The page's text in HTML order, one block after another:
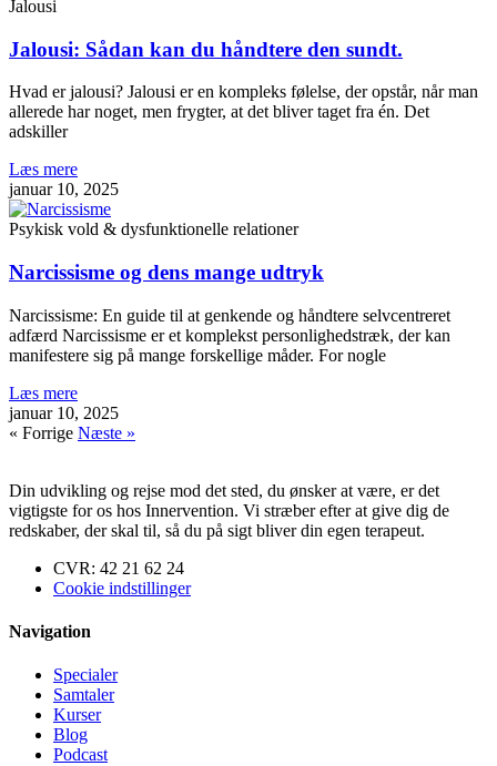
Jalousi
Jalousi: Sådan kan du håndtere den sundt.
Hvad er jalousi? Jalousi er en kompleks følelse, der opstår, når man
allerede har noget, men frygter, at det bliver taget fra én. Det
adskiller
Læs mere
januar 10, 2025
Psykisk vold & dysfunktionelle relationer
Narcissisme og dens mange udtryk
Narcissisme: En guide til at genkende og håndtere selvcentreret
adfærd Narcissisme er et komplekst personlighedstræk, der kan
manifestere sig på mange forskellige måder. For nogle
Læs mere
januar 10, 2025
« Forrige Næste »
Din udvikling og rejse mod det sted, du ønsker at være, er det
vigtigste for os hos Innervention. Vi stræber efter at give dig de
redskaber, der skal til, så du på sigt bliver din egen terapeut.
CVR: 42 21 62 24
Cookie indstillinger
Navigation
Specialer
Samtaler
Kurser
Blog
Podcast